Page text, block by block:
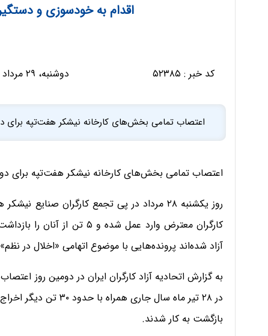
اقدام به خودسوزی و
کد خبر : ۵۲۳۸۵ دوشنبه، ۲۹ مرداد ۱۳۹۷ - ۰۸:۴۱:۵۶
اعتصاب تمامی بخش‌های کارخانه نیشکر هفت‌تپه برای
اعتصاب تمامی بخش‌های کارخانه نیشکر هفت‌تپه برای
روز یکشنبه ۲۸ مرداد در پی تجمع کارگران
کارگران معترض وارد عمل
آزاد شده‌اند پرونده‌هایی با موضوع اتهامی «اخلال در
به گزارش اتحادیه آزاد کارگران ایران در دومین روز
در ۲۸ تیر ماه سال
بازگشت به کار شدند.